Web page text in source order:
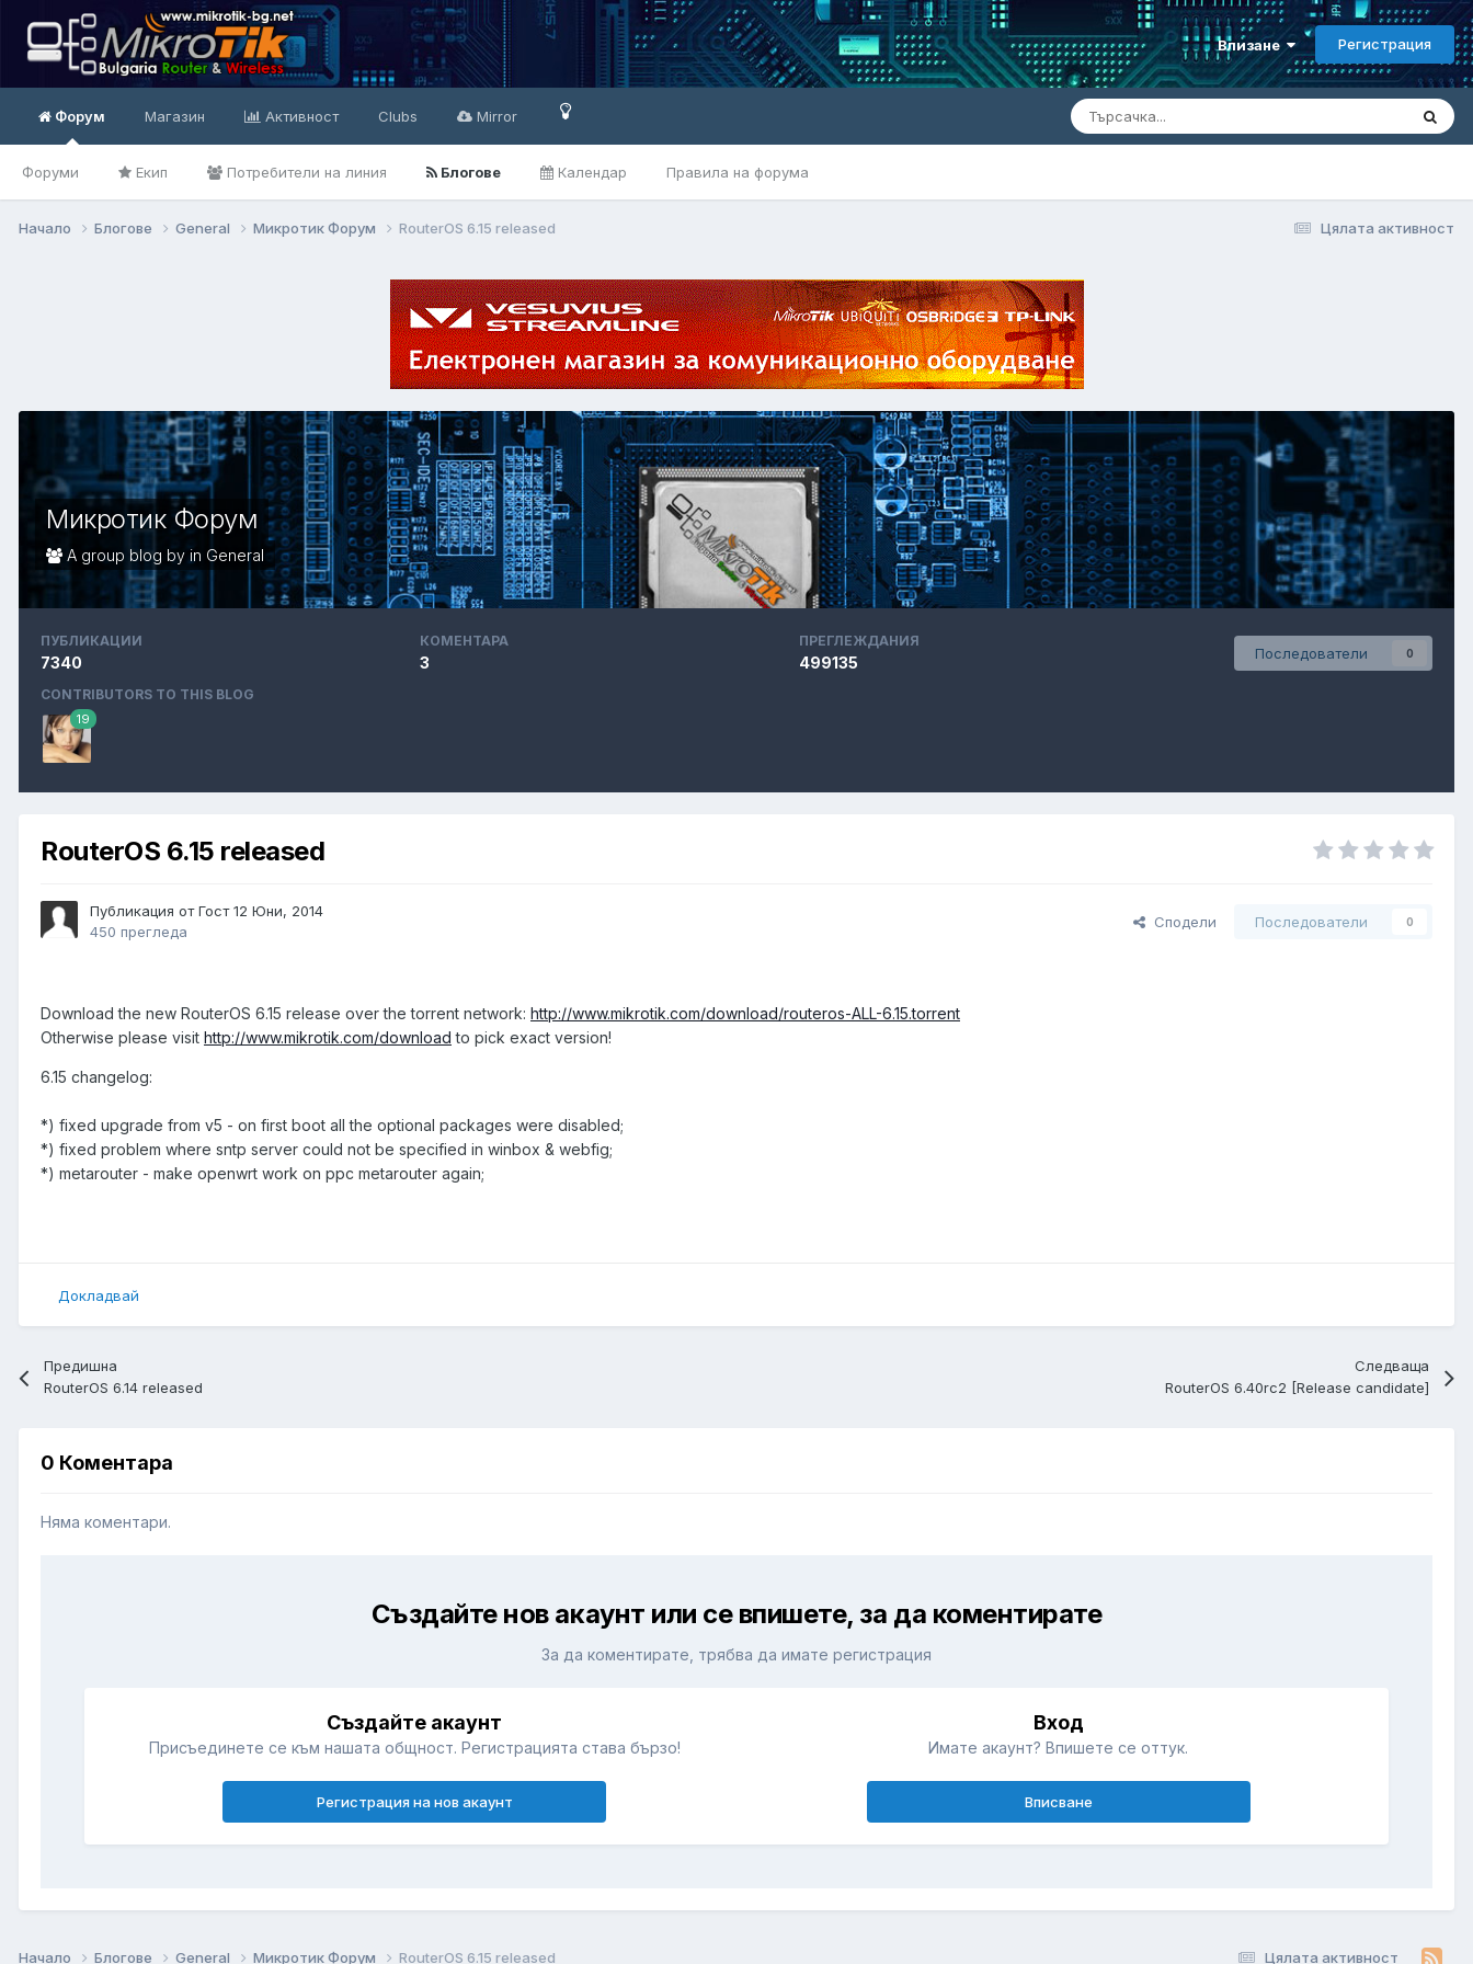
Влизане Регистрация
Форум
Форуми Екип Потребители на линия Блогове Календар Правила на форума
Магазин Активност Clubs Mirror
Цялата активност
Начало Блогове General Микротик Форум RouterOS 6.15 released
Микротик Форум
A group blog by in General
Последователи 0
ПУБЛИКАЦИИ
7340
КОМЕНТАРА
3
ПРЕГЛЕЖДАНИЯ
499135
CONTRIBUTORS TO THIS BLOG
19
RouterOS 6.15 released
Публикация от Гост12 Юни, 2014
450 прегледа
Сподели Последователи 0
Download the new RouterOS 6.15 release over the torrent network: http://www.mikrotik.com/download/routeros-ALL-6.15.torrent
Otherwise please visit http://www.mikrotik.com/download to pick exact version!
6.15 changelog:
*) fixed upgrade from v5 - on first boot all the optional packages were disabled;
*) fixed problem where sntp server could not be specified in winbox & webfig;
*) metarouter - make openwrt work on ppc metarouter again;
Докладвай
Предишна
RouterOS 6.14 released
Следваща
RouterOS 6.40rc2 [Release candidate]
0 Коментара
Няма коментари.
Създайте нов акаунт или се впишете, за да коментирате
За да коментирате, трябва да имате регистрация
Създайте акаунт
Присъединете се към нашата общност. Регистрацията става бързо!
Регистрация на нов акаунт
Вход
Имате акаунт? Впишете се оттук.
Вписване
Цялата активност
Начало Блогове General Микротик Форум RouterOS 6.15 released